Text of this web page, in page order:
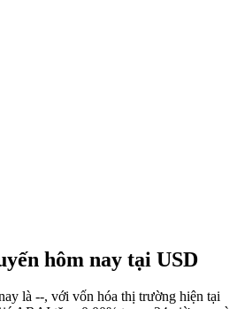
hôm nay tại USD
là --, với vốn hóa thị trường hiện tại